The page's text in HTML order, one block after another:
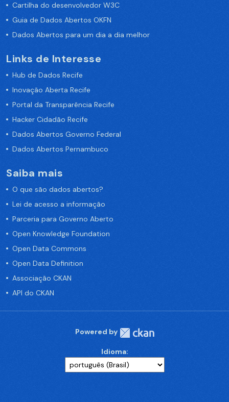
Cartilha do desenvolvedor W3C
Guia de Dados Abertos OKFN
Dados Abertos para um dia a dia melhor
Links de Interesse
Hub de Dados Recife
Inovação Aberta Recife
Portal da Transparência Recife
Hacker Cidadão Recife
Dados Abertos Governo Federal
Dados Abertos Pernambuco
Saiba mais
O que são dados abertos?
Lei de acesso a informação
Parceria para Governo Aberto
Open Knowledge Foundation
Open Data Commons
Open Data Definition
Associação CKAN
API do CKAN
Powered by
Idioma